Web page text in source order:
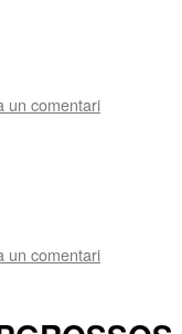
un comentari
un comentari